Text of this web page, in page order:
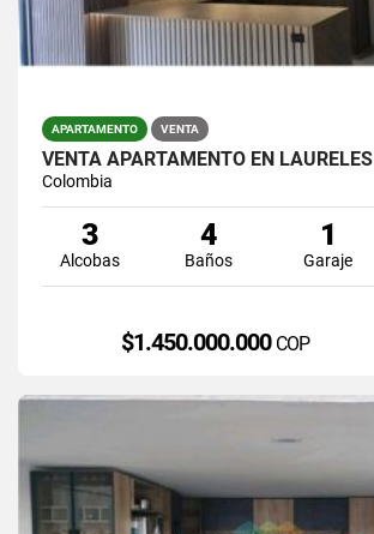
APARTAMENTO VENTA
VENTA APARTAMENTO EN LAURELES
Colombia
3
Alcobas
4
Baños
1
Garaje
$1.450.000.000 COP